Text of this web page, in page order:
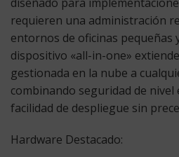
requieren una administración
entornos de oficinas pequeñas
dispositivo «all-in-one»
gestionada en la nube a
combinando seguridad de
facilidad de despliegue sin
Hardware Destacado: